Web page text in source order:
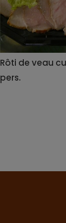
Rôti de veau
pers.